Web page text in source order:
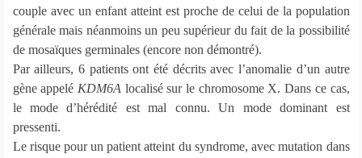
couple avec un enfant atteint est proche de celui de la population
générale mais néanmoins un peu supérieur du fait de la possibilité
de mosaïques germinales (encore non démontré).
Par ailleurs, 6 patients ont été décrits avec l’anomalie d’un autre
gène appelé KDM6Alocalisé sur le chromosome X. Dans ce cas,
le mode d’hérédité est mal connu. Un mode dominant est
pressenti.
Le risque pour un patient atteint du syndrome, avec mutation dans